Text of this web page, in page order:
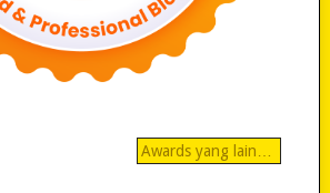
Awards yang lain…